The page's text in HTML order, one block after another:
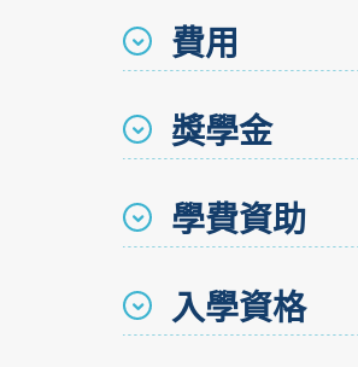
費用
獎學金
學費資助
入學資格